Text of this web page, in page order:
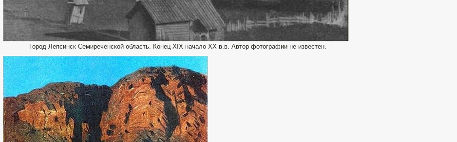
Город Лепсинск Семиреченской область. Конец XIX начало XX в.в. Автор фотографии не известен.